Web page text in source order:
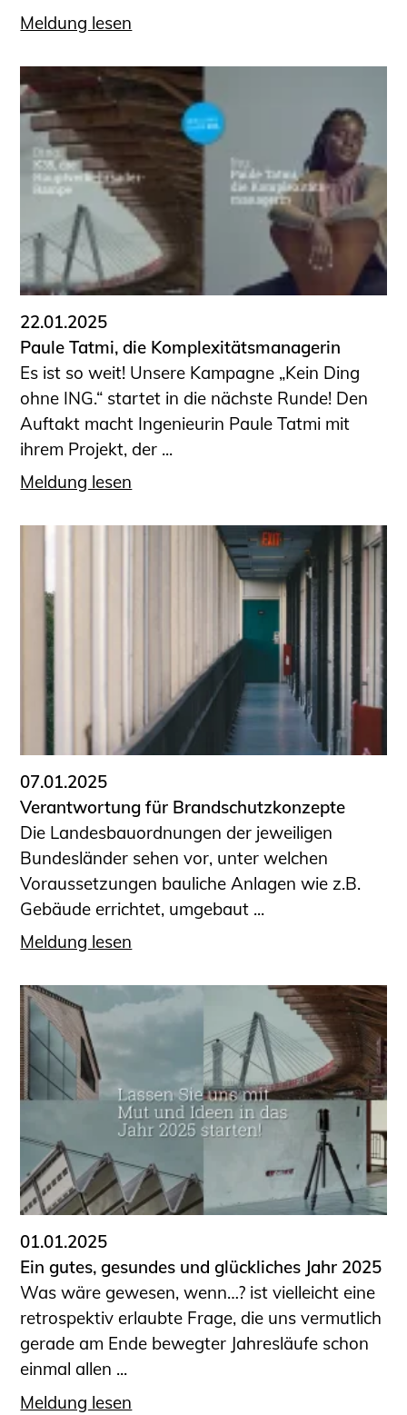
Meldung lesen
22.01.2025
Paule Tatmi, die Komplexitätsmanagerin
Es ist so weit! Unsere Kampagne „Kein Ding
ohne ING.“ startet in die nächste Runde! Den
Auftakt macht Ingenieurin Paule Tatmi mit
ihrem Projekt, der ...
Meldung lesen
07.01.2025
Verantwortung für Brandschutzkonzepte
Die Landesbauordnungen der jeweiligen
Bundesländer sehen vor, unter welchen
Voraussetzungen bauliche Anlagen wie z.B.
Gebäude errichtet, umgebaut ...
Meldung lesen
01.01.2025
Ein gutes, gesundes und glückliches Jahr 2025
Was wäre gewesen, wenn…? ist vielleicht eine
retrospektiv erlaubte Frage, die uns vermutlich
gerade am Ende bewegter Jahresläufe schon
einmal allen ...
Meldung lesen